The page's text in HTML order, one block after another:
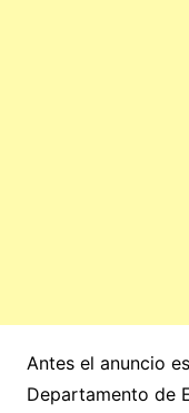
Antes el anuncio
Departamento de